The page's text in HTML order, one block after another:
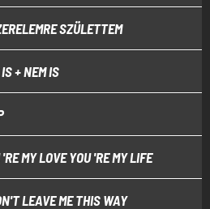
SZÜLETTEM
+ NEM IS
MY LOVE YOU 'RE MY LIFE
LEAVE ME THIS WAY